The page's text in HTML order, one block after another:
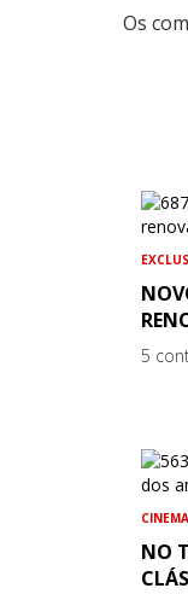
Os
5
CINEMA
NO